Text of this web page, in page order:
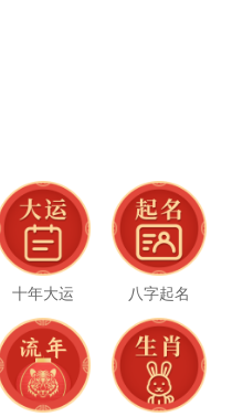
十年大运 八字起名